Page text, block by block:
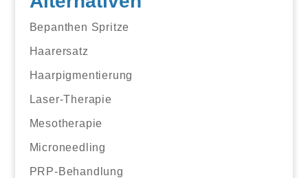
Bepanthen Spritze
Haarersatz
Haarpigmentierung
Laser-Therapie
Mesotherapie
Microneedling
PRP-Behandlung